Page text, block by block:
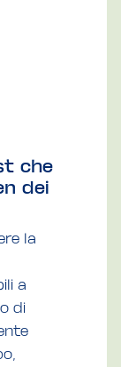
che
dei
la
a
di